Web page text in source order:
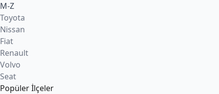
M-Z
Toyota
Nissan
Fiat
Renault
Volvo
Seat
Popüler İlçeler